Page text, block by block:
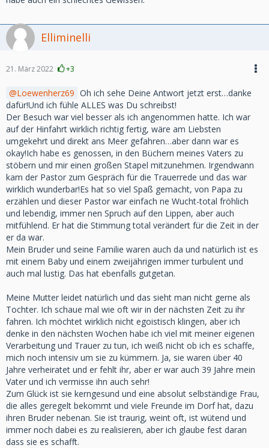
Elliminelli
21. März 2022 +3
Loewenherz69 Oh ich sehe Deine Antwort jetzt erst…danke
dafür!Und ich fühle ALLES was Du schreibst!
Der Besuch war viel besser als ich angenommen hatte. Ich war
auf der Hinfahrt wirklich richtig fertig, wäre am Liebsten
umgekehrt und direkt ans Meer gefahren…aber dann war es
okay!Ich habe es genossen, in den Büchern meines Vaters zu
stöbern und mir einen großen Stapel mitzunehmen. Irgendwann
kam der Pastor zum Gespräch für die Trauerrede und das war
wirklich wunderbar!Es hat so viel Spaß gemacht, von Papa zu
erzählen und dieser Pastor war einfach ne Wucht-total fröhlich
und lebendig, immer nen Spruch auf den Lippen, aber auch
mitfühlend. Er hat die Stimmung total verändert für die Zeit in der
er da war.
Mein Bruder und seine Familie waren auch da und natürlich ist es
mit einem Baby und einem zweijährigen immer turbulent und
auch mal lustig. Das hat ebenfalls gutgetan.
Meine Mutter leidet natürlich und das sieht man nicht gerne als
Tochter. Ich schaue mal wie oft wir in der nächsten Zeit zu ihr
fahren. Ich möchtet wirklich nicht egoistisch klingen, aber ich
denke in den nächsten Wochen habe ich viel mit meiner eigenen
Verarbeitung und Trauer zu tun, ich weiß nicht ob ich es schaffe,
mich noch intensiv um sie zu kümmern. Ja, sie waren über 40
Jahre verheiratet und er fehlt ihr, aber er war auch 39 Jahre mein
Vater und ich vermisse ihn auch sehr!
Zum Glück ist sie kerngesund und eine absolut selbständige Frau,
die alles geregelt bekommt und viele Freunde im Dorf hat, dazu
ihren Bruder nebenan. Sie ist traurig, weint oft, ist wütend und
immer noch dabei es zu realisieren, aber ich glaube fest daran
dass sie es schafft.